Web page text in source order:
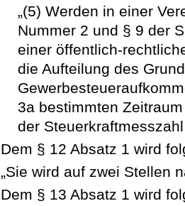
„(5) Werden in einer
Nummer 2 und § 9 der
einer öffentlich-
die Aufteilung des
3a bestimmten
der
Dem § 12 Absatz 1 wird
„Sie wird auf zwei Stellen
Dem § 13 Absatz 1 wird